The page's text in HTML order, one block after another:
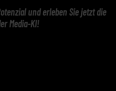
und erleben Sie jetzt die
Media-KI!